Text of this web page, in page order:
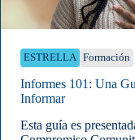
ESTRELLA Formación
Informes 101: Una
Informar
Esta guía es